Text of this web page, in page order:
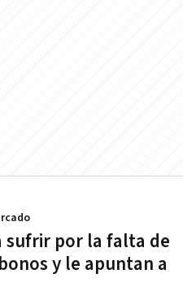
sufrir por la falta de
y le apuntan a